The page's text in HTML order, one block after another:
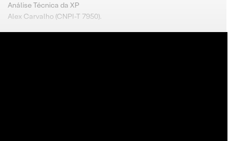
Análise Técnica da XP
Alex Carvalho (CNPI-T 7950).